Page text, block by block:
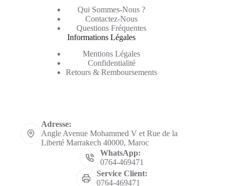
Qui Sommes-Nous ?
Contactez-Nous
Questions Fréquentes
Informations Légales
Mentions Légales
Confidentialité
Retours & Remboursements
Adresse:
Angle Avenue Mohammed V et Rue de la
Liberté Marrakech 40000, Maroc
WhatsApp:
0764-469471
Service Client:
0764-469471